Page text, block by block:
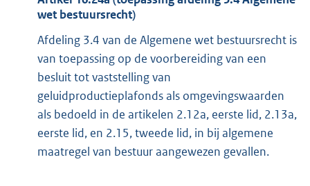
wet bestuursrecht)
Afdeling 3.4 van de Algemene wet bestuursrecht is
van toepassing op de voorbereiding van een
besluit tot vaststelling van
geluidproductieplafonds als omgevingswaarden
als bedoeld in de artikelen 2.12a, eerste lid, 2.13a,
eerste lid, en 2.15, tweede lid, in bij algemene
maatregel van bestuur aangewezen gevallen.